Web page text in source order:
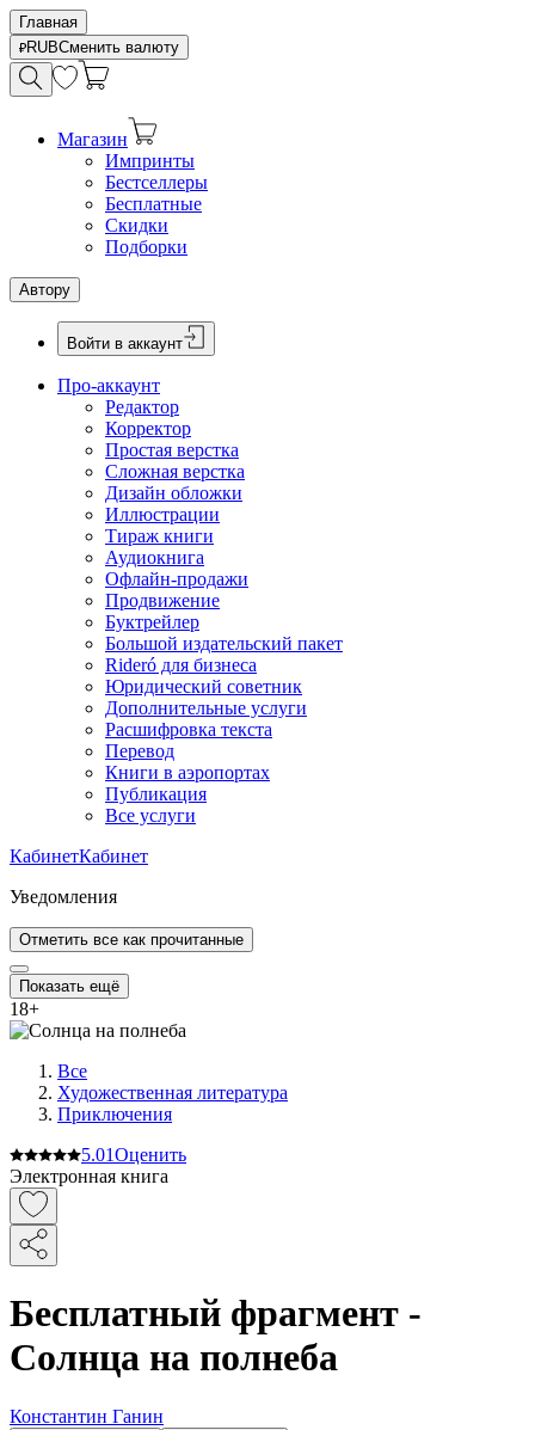
Главная
RUBСменить валюту
Магазин
Импринты
Бестселлеры
Бесплатные
Скидки
Подборки
Автору
Войти в аккаунт
Про-аккаунт
Редактор
Корректор
Простая верстка
Сложная верстка
Дизайн обложки
Иллюстрации
Тираж книги
Аудиокнига
Офлайн-продажи
Продвижение
Буктрейлер
Большой издательский пакет
Rideró для бизнеса
Юридический советник
Дополнительные услуги
Расшифровка текста
Перевод
Книги в аэропортах
Публикация
Все услуги
КабинетКабинет
Уведомления
Отметить все как прочитанные
Показать ещё
18+
Все
Художественная литература
Приключения
5.01Оценить
Электронная книга
Бесплатный фрагмент -
Солнца на полнеба
Константин Ганин